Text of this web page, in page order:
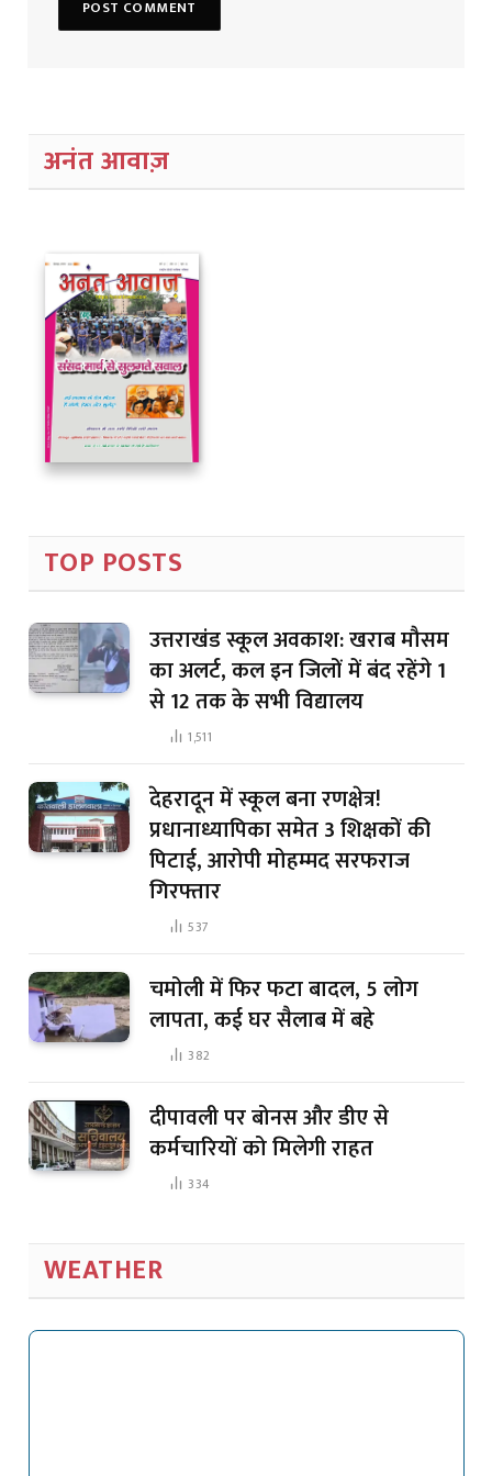
अनंत आवाज़
TOP POSTS
उत्तराखंड स्कूल अवकाश: खराब मौसम
का अलर्ट, कल इन जिलों में बंद रहेंगे 1
से 12 तक के सभी विद्यालय
1,511
देहरादून में स्कूल बना रणक्षेत्र!
प्रधानाध्यापिका समेत 3 शिक्षकों की
पिटाई, आरोपी मोहम्मद सरफराज
गिरफ्तार
537
चमोली में फिर फटा बादल, 5 लोग
लापता, कई घर सैलाब में बहे
382
दीपावली पर बोनस और डीए से
कर्मचारियों को मिलेगी राहत
334
WEATHER